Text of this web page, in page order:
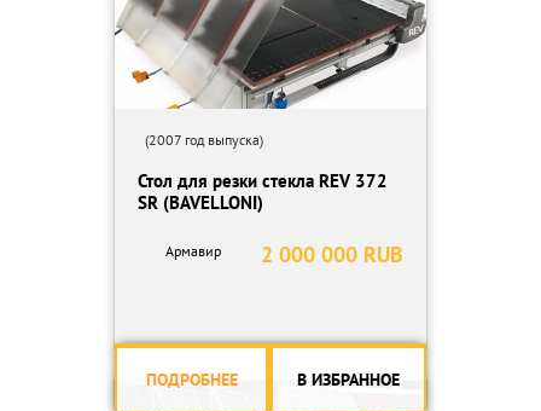
(2007 год выпуска)
Стол для резки стекла REV 372
SR (BAVELLONI)
2 000 000 RUB
Армавир
ПОДРОБНЕЕ В ИЗБРАННОЕ